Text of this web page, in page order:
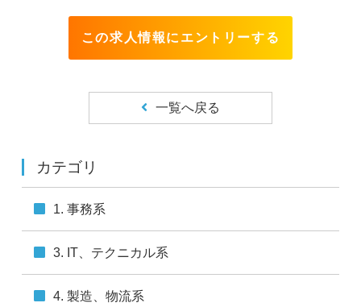
■個人情報の第三者提供について
■個人情報の取扱いの委託について
■開示対象個人情報の開示等および問合せ窓口について
本人からの求めにより、当社が保有する開示対象個人情
報の利用目的の通知・開示・内容の訂正・追加または削
除・利用の停止・消去（「開示等」といいます。）に応
じます。
開示等の手続きについては、こちら
（ https://mpniigata.jp/documents/pdf/privacy.pdf
この求人情報にエントリーする
一覧へ戻る
カテゴリ
1. 事務系
3. IT、テクニカル系
4. 製造、物流系